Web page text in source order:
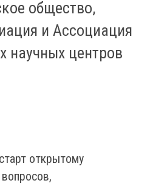
общество,
и Ассоциация
научных центров
открытому